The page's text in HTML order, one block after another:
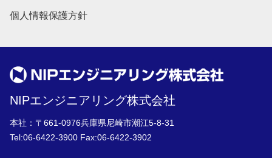
個人情報保護方針
NIPエンジニアリング株式会社
本社：〒661-0976兵庫県尼崎市潮江5-8-31
Tel:06-6422-3900 Fax:06-6422-3902